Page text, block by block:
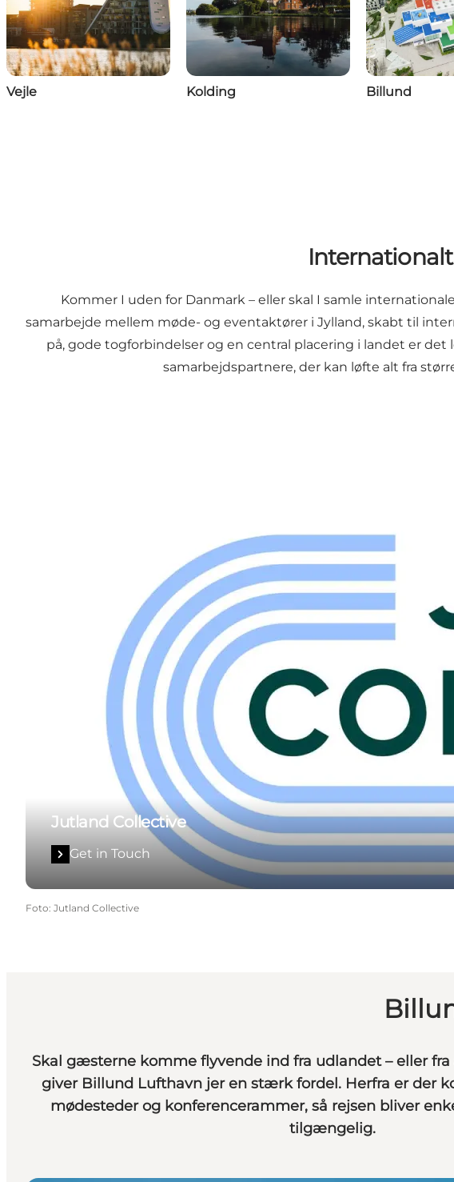
Vejle Kolding Billund
Kommer I uden for Danmark – eller skal I samle
samarbejde mellem møde- og eventaktører i Jylland, skabt til
på, gode togforbindelser og en central placering i landet er
samarbejdspartnere, der kan løfte alt fra
Jutland Collective
Get in Touch
Foto: Jutland Collective
Skal gæsterne komme flyvende ind fra udlandet – eller
giver Billund Lufthavn jer en stærk fordel. Herfra er der
mødesteder og konferencerammer, så rejsen bliver
tilgængelig.